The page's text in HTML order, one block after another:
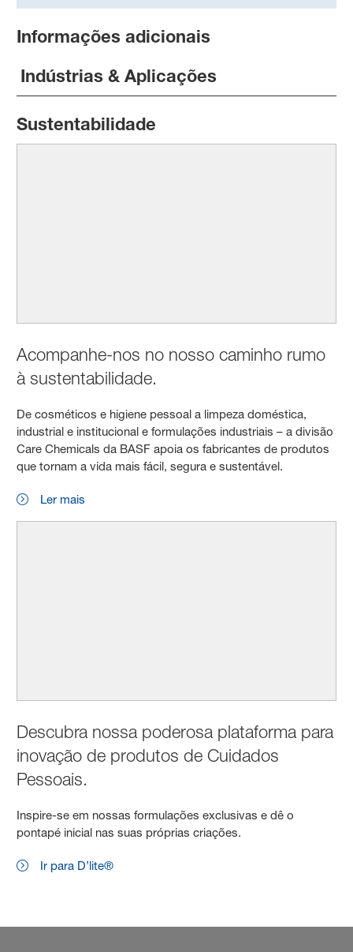
Informações adicionais
Indústrias & Aplicações
Sustentabilidade
Acompanhe-nos no nosso caminho rumo
à sustentabilidade.
De cosméticos e higiene pessoal a limpeza doméstica,
industrial e institucional e formulações industriais – a divisão
Care Chemicals da BASF apoia os fabricantes de produtos
que tornam a vida mais fácil, segura e sustentável.
Ler mais
Descubra nossa poderosa plataforma para
inovação de produtos de Cuidados
Pessoais.
Inspire-se em nossas formulações exclusivas e dê o
pontapé inicial nas suas próprias criações.
Ir para D’lite®